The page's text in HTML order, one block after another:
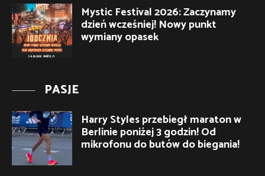
Mystic Festival 2026: Zaczynamy
dzień wcześniej! Nowy punkt
wymiany opasek
PASJE
Harry Styles przebiegł maraton w
Berlinie poniżej 3 godzin! Od
mikrofonu do butów do biegania!